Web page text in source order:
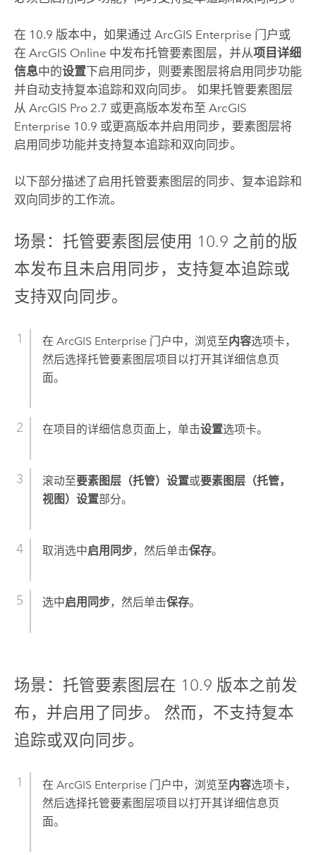
在 10.9 版本中，如果通过 ArcGIS Enterprise 门户或
在 ArcGIS Online 中发布托管要素图层，并从项目详细
信息中的设置下启用同步，则要素图层将启用同步功能
并自动支持复本追踪和双向同步。 如果托管要素图层
从 ArcGIS Pro2.7 或更高版本发布至 ArcGIS
Enterprise 10.9 或更高版本并启用同步，要素图层将
启用同步功能并支持复本追踪和双向同步。
以下部分描述了启用托管要素图层的同步、复本追踪和
双向同步的工作流。
场景：托管要素图层使用 10.9 之前的版
本发布且未启用同步，支持复本追踪或
支持双向同步。
在 ArcGIS Enterprise门户中，浏览至内容选项卡，
然后选择托管要素图层项目以打开其详细信息页
面。
在项目的详细信息页面上，单击设置选项卡。
滚动至要素图层（托管）设置或要素图层（托管，
视图）设置部分。
取消选中启用同步，然后单击保存。
选中启用同步，然后单击保存。
场景：托管要素图层在 10.9 版本之前发
布，并启用了同步。 然而，不支持复本
追踪或双向同步。
在 ArcGIS Enterprise门户中，浏览至内容选项卡，
然后选择托管要素图层项目以打开其详细信息页
面。